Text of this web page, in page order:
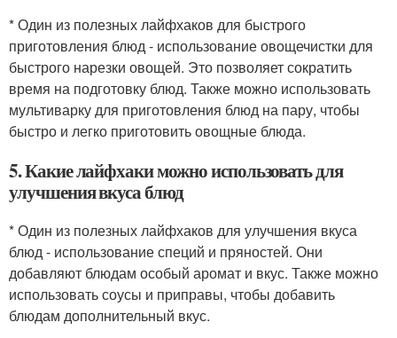
* Один из полезных лайфхаков для быстрого
приготовления блюд - использование овощечистки для
быстрого нарезки овощей. Это позволяет сократить
время на подготовку блюд. Также можно использовать
мультиварку для приготовления блюд на пару, чтобы
быстро и легко приготовить овощные блюда.
5. Какие лайфхаки можно использовать для
улучшения вкуса блюд
* Один из полезных лайфхаков для улучшения вкуса
блюд - использование специй и пряностей. Они
добавляют блюдам особый аромат и вкус. Также можно
использовать соусы и приправы, чтобы добавить
блюдам дополнительный вкус.